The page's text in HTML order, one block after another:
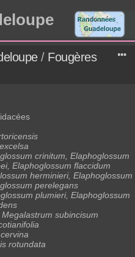
/ Fougères
crinitum, Elaphoglossum
Elaphoglossum flaccidum
herminieri, Elaphoglossum
perelegans
plumieri, Elaphoglossum
subincisum
rotundata